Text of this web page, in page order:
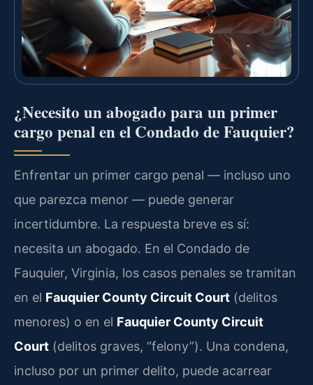
¿Necesito un abogado para un primer
cargo penal en el Condado de Fauquier?
Enfrentar un primer cargo penal — incluso uno
que parezca menor — puede generar
incertidumbre. La respuesta breve es sí:
necesita un abogado. En el Condado de
Fauquier, Virginia, los casos penales se tramitan
en el Fauquier County Circuit Court (delitos
menores) o en el Fauquier County Circuit
Court (delitos graves, “felony”). Una condena,
incluso por un primer delito, puede acarrear